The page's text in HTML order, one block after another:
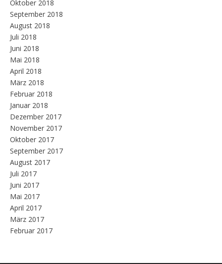
Oktober 2018
September 2018
August 2018
Juli 2018
Juni 2018
Mai 2018
April 2018
März 2018
Februar 2018
Januar 2018
Dezember 2017
November 2017
Oktober 2017
September 2017
August 2017
Juli 2017
Juni 2017
Mai 2017
April 2017
März 2017
Februar 2017